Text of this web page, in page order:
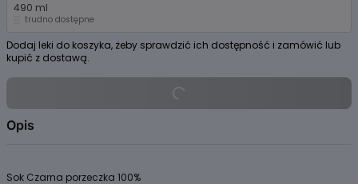
490 ml
trudno dostępne
Dodaj leki do koszyka, żeby sprawdzić ich dostępność i zamówić lub
kupić z dostawą.
Opis
Sok Czarna porzeczka 100%